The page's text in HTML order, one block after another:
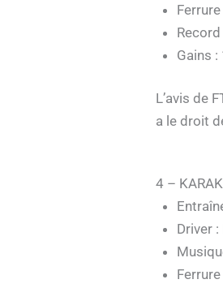
Ferrure
Record
Gains
L’avis de
a le droit
4 –
Driver
Ferrure